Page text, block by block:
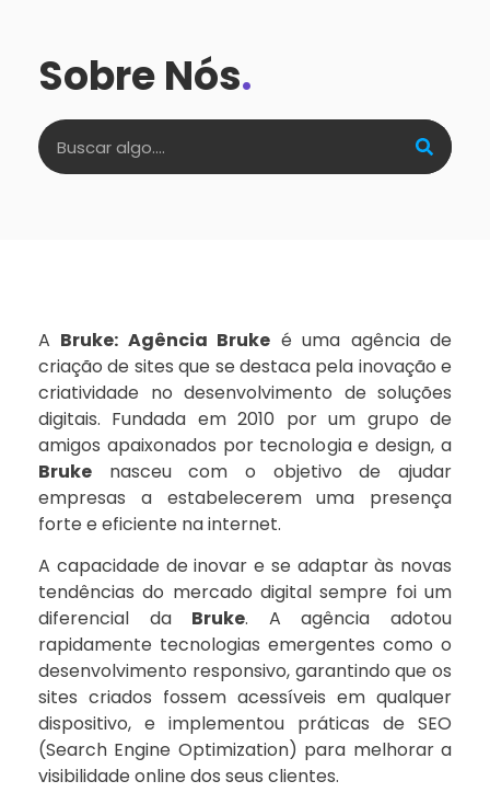
Sobre Nós.
A Bruke: Agência Bruke é uma agência de
criação de sites que se destaca pela inovação e
criatividade no desenvolvimento de soluções
digitais. Fundada em 2010 por um grupo de
amigos apaixonados por tecnologia e design, a
Bruke nasceu com o objetivo de ajudar
empresas a estabelecerem uma presença
forte e eficiente na internet.
A capacidade de inovar e se adaptar às novas
tendências do mercado digital sempre foi um
diferencial da Bruke. A agência adotou
rapidamente tecnologias emergentes como o
desenvolvimento responsivo, garantindo que os
sites criados fossem acessíveis em qualquer
dispositivo, e implementou práticas de SEO
(Search Engine Optimization) para melhorar a
visibilidade online dos seus clientes.